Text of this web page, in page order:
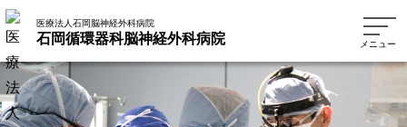
医療法人石岡脳神経外科病院
石岡循環器科脳神経外科病院 メニュー